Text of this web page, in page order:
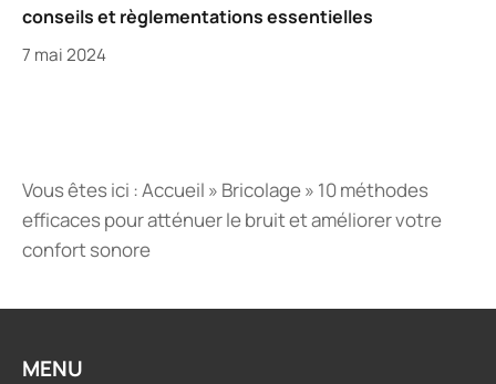
conseils et règlementations essentielles
7 mai 2024
Vous êtes ici :Accueil » Bricolage» 10 méthodes
efficaces pour atténuer le bruit et améliorer votre
confort sonore
MENU